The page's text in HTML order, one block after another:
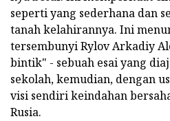
seperti yang sederhana dan
tanah kelahirannya. Ini
tersembunyi Rylov Arkadiy
bintik" - sebuah esai yang
sekolah, kemudian, dengan
visi sendiri keindahan
Rusia.